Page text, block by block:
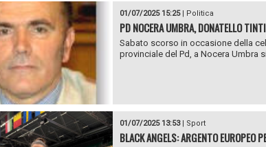
01/07/2025 15:25| Politica
PD NOCERA UMBRA, DONATELLO
Sabato scorso in occasione della
provinciale del Pd, a Nocera Umbra
01/07/2025 13:53| Sport
BLACK ANGELS: ARGENTO EUROPEO